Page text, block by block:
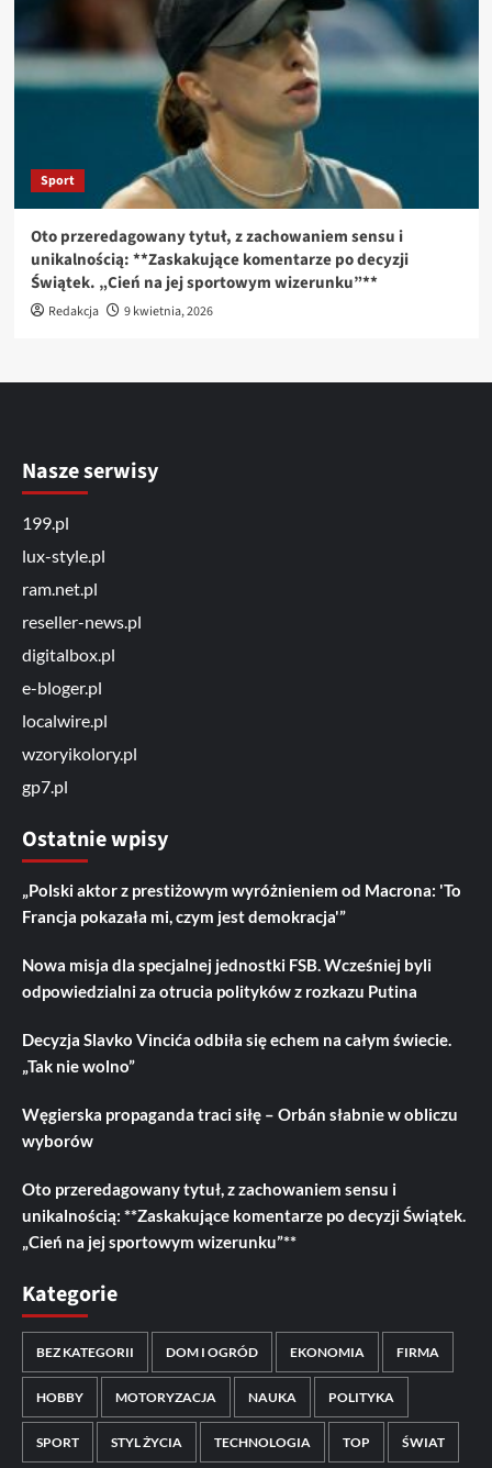
Sport
Oto przeredagowany tytuł, z zachowaniem sensu i
unikalnością: **Zaskakujące komentarze po decyzji
Świątek. „Cień na jej sportowym wizerunku”**
Redakcja 9 kwietnia, 2026
Nasze serwisy
199.pl
lux-style.pl
ram.net.pl
reseller-news.pl
digitalbox.pl
e-bloger.pl
localwire.pl
wzoryikolory.pl
gp7.pl
Ostatnie wpisy
„Polski aktor z prestiżowym wyróżnieniem od Macrona: 'To
Francja pokazała mi, czym jest demokracja'”
Nowa misja dla specjalnej jednostki FSB. Wcześniej byli
odpowiedzialni za otrucia polityków z rozkazu Putina
Decyzja Slavko Vincića odbiła się echem na całym świecie.
„Tak nie wolno”
Węgierska propaganda traci siłę – Orbán słabnie w obliczu
wyborów
Oto przeredagowany tytuł, z zachowaniem sensu i
unikalnością: **Zaskakujące komentarze po decyzji Świątek.
„Cień na jej sportowym wizerunku”**
Kategorie
BEZ KATEGORII DOM I OGRÓD EKONOMIA FIRMA
HOBBY MOTORYZACJA NAUKA POLITYKA
SPORT STYL ŻYCIA TECHNOLOGIA TOP ŚWIAT